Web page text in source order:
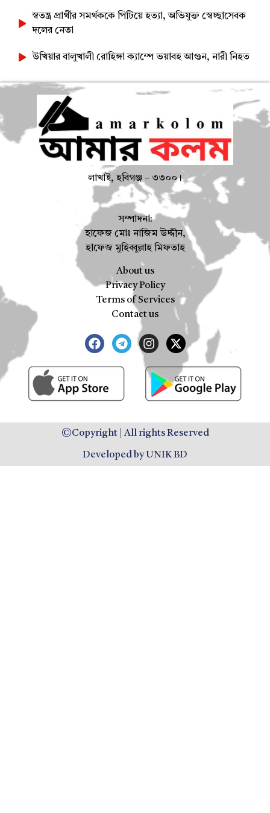
স্বতন্ত্র প্রার্থীর সমর্থককে পিটিয়ে হত্যা, অভিযুক্ত স্বেচ্ছাসেবক
দলের নেতা
উখিয়ার বালুখালী রোহিঙ্গা ক্যাম্পে ভয়াবহ আগুন, নারী নিহত
লাখাই, হবিগঞ্জ – ৩৩০০।
সম্পাদনা:
হাফেজ মোঃ নাজিম উদ্দীন,
হাফেজ মুহিব্বুল্লাহ মিফতাহ
About us
Privacy Policy
Terms of Services
Contact us
©Copyright | All rights Reserved
Developed by UNIK BD